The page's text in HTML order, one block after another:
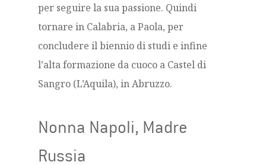
per seguire la sua passione. Quindi
tornare in Calabria, a Paola, per
concludere il biennio di studi e infine
l’alta formazione da cuoco a Castel di
Sangro (L’Aquila), in Abruzzo.
Nonna Napoli, Madre
Russia